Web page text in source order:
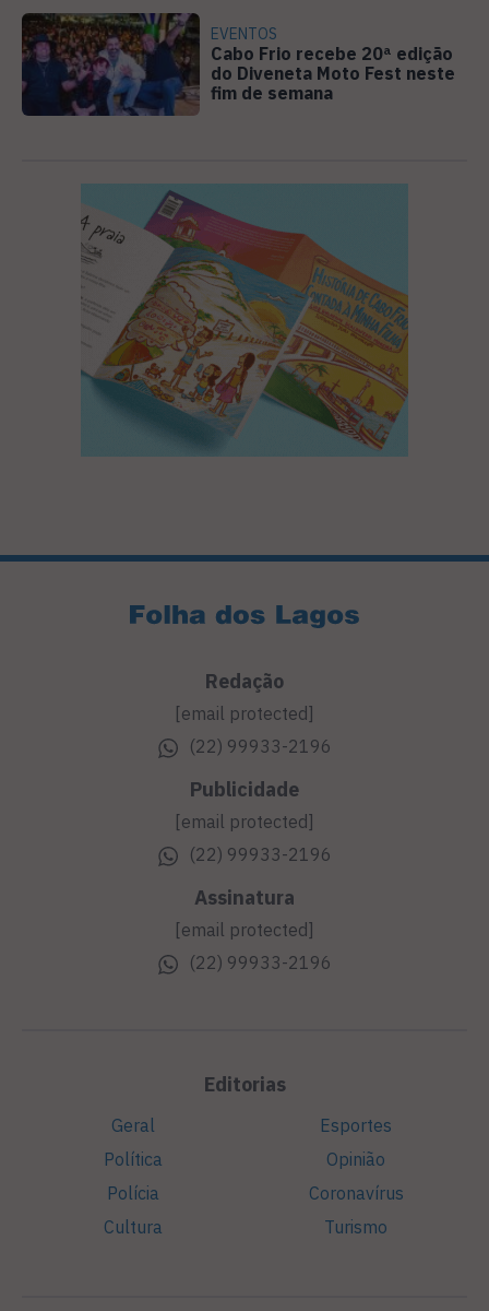
EVENTOS
Cabo Frio recebe 20ª edição
do Diveneta Moto Fest neste
fim de semana
Redação
[email protected]
(22) 99933-2196
Publicidade
[email protected]
(22) 99933-2196
Assinatura
[email protected]
(22) 99933-2196
Editorias
Geral
Política
Polícia
Cultura
Esportes
Opinião
Coronavírus
Turismo